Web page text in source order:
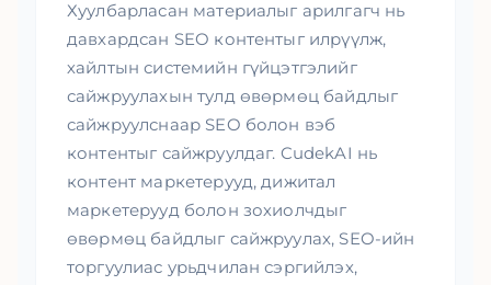
Хуулбарласан материалыг арилгагч нь
давхардсан SEO контентыг илрүүлж,
хайлтын системийн гүйцэтгэлийг
сайжруулахын тулд өвөрмөц байдлыг
сайжруулснаар SEO болон вэб
контентыг сайжруулдаг. CudekAI нь
контент маркетерууд, дижитал
маркетерууд болон зохиолчдыг
өвөрмөц байдлыг сайжруулах, SEO-ийн
торгуулиас урьдчилан сэргийлэх,